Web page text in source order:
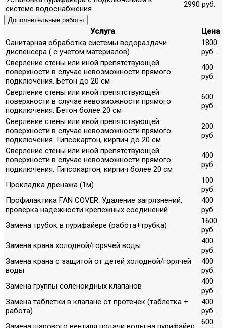
системе водоснабжения
2990 руб.
Дополнительные работы
Услуга
Цена
Санитарная обработка системы водораздачи
диспенсера ( с учетом материалов)
1800
руб.
Сверление стены или иной препятствующей
поверхности в случае невозможности прямого
подключения. Бетон до 20 см
400
руб.
Сверление стены или иной препятствующей
поверхности в случае невозможности прямого
подключения. Бетон более 20 см
600
руб.
Сверление стены или иной препятствующей
поверхности в случае невозможности прямого
подключения. Гипсокартон, кирпич до 20 см
200
руб.
Сверление стены или иной препятствующей
поверхности в случае невозможности прямого
подключения. Гипсокартон, кирпич более 20 см
400
руб.
Прокладка дренажа (1м)
100
руб.
Профилактика FAN COVER. Удаление загрязнений,
проверка надежности крепежных соединений
400
руб.
Замена трубок в пурифайере (работа+трубка)
1600
руб.
Замена крана холодной/горячей воды
400
руб.
Замена крана с защитой от детей холодной/горячей
воды
400
руб.
Замена группы соленоидных клапанов
400
руб.
Замена таблетки в клапане от протечек (таблетка +
работа)
400
руб.
600